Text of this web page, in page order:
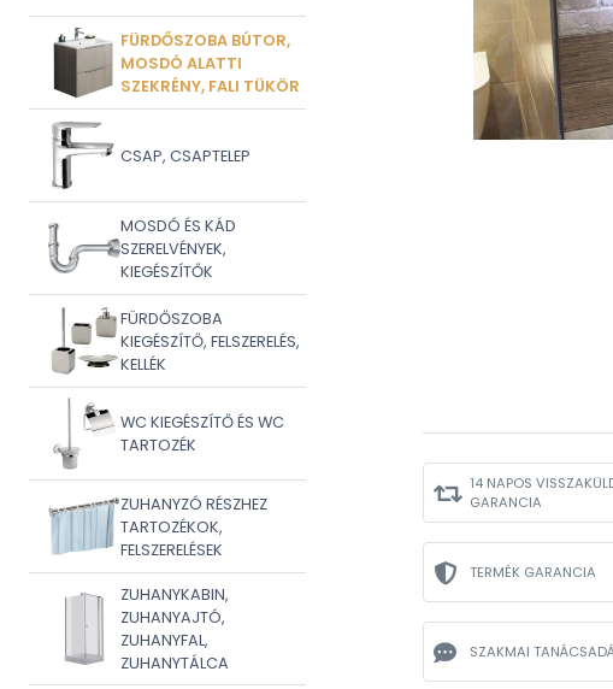
FÜRDŐSZOBA BÚTOR,
MOSDÓ ALATTI
SZEKRÉNY, FALI TÜKÖR
CSAP, CSAPTELEP
MOSDÓ ÉS KÁD
SZERELVÉNYEK,
KIEGÉSZÍTŐK
FÜRDŐSZOBA
KIEGÉSZÍTŐ, FELSZERELÉS,
KELLÉK
WC KIEGÉSZÍTŐ ÉS WC
TARTOZÉK
ZUHANYZÓ RÉSZHEZ
TARTOZÉKOK,
FELSZERELÉSEK
ZUHANYKABIN,
ZUHANYAJTÓ,
ZUHANYFAL,
ZUHANYTÁLCA
14 NAPOS
GARANCIA
TERMÉK GARANCIA
SZAKMAI